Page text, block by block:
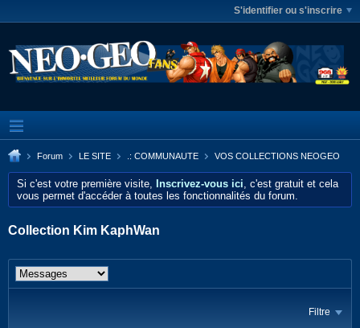
S'identifier ou s'inscrire
Forum LE SITE .: COMMUNAUTE VOS COLLECTIONS NEOGEO
Si c'est votre première visite, Inscrivez-vous ici, c'est gratuit et cela
vous permet d'accéder à toutes les fonctionnalités du forum.
Collection Kim KaphWan
Filtre